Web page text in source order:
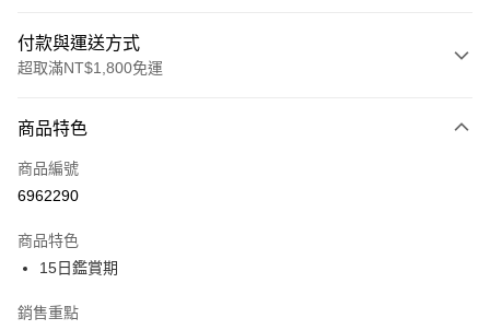
付款與運送方式
超取滿NT$1,800免運
信用卡一次付款
超商取貨付款
Apple Pay
街口支付
商品特色
商品編號
6962290
商品特色
15日鑑賞期
銷售重點